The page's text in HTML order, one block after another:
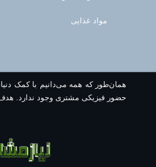
مواد غذایی
همان‌طور که همه می‌دانیم با کمک
حضور فیزیکی مشتری وجود ندارد.